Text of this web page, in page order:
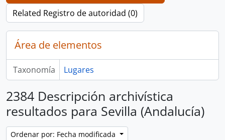
Related Registro de autoridad (0)
Área de elementos
Taxonomía Lugares
2384 Descripción archivística
resultados para Sevilla (Andalucía)
Ordenar por: Fecha modificada